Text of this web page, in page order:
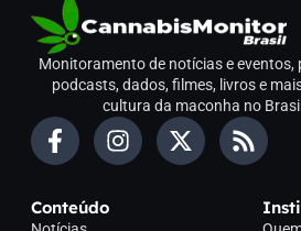
Monitoramento de notícias e eventos,
podcasts, dados, filmes, livros e
cultura da maconha no
Conteúdo